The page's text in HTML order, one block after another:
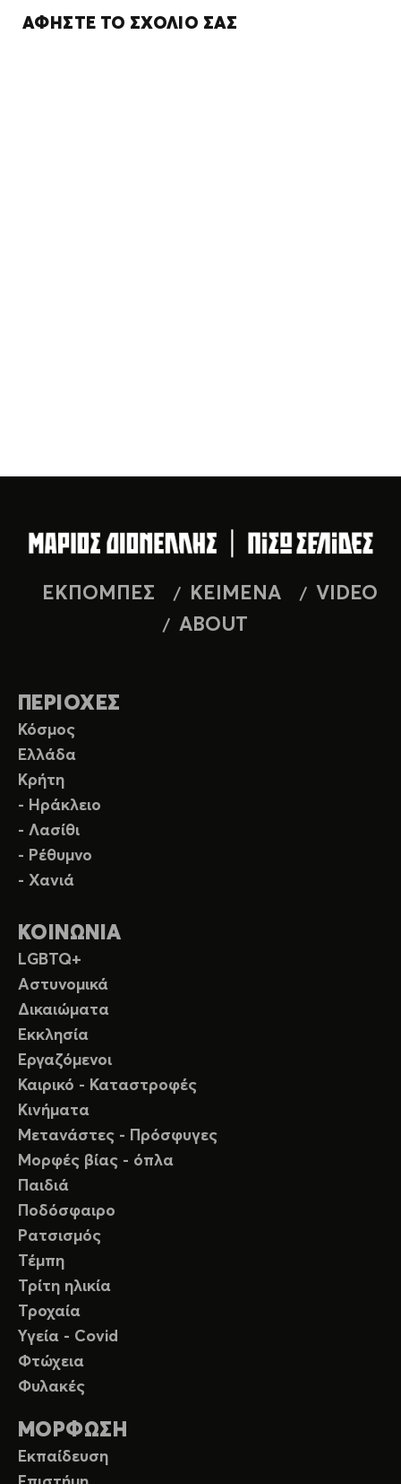
ΑΦΉΣΤΕ ΤΟ ΣΧΌΛΙΌ ΣΑΣ
ΕΚΠΟΜΠΕΣ ΚΕΙΜΕΝΑ
VIDEO
ABOUT
ΠΕΡΙΟΧΕΣ
Κόσμος
Ελλάδα
Κρήτη
- Ηράκλειο
- Λασίθι
- Ρέθυμνο
- Χανιά
ΚΟΙΝΩΝΙΑ
LGBTQ+
Αστυνομικά
Δικαιώματα
Εκκλησία
Εργαζόμενοι
Καιρικό - Καταστροφές
Κινήματα
Μετανάστες - Πρόσφυγες
Μορφές βίας - όπλα
Παιδιά
Ποδόσφαιρο
Ρατσισμός
Τέμπη
Τρίτη ηλικία
Τροχαία
Υγεία - Covid
Φτώχεια
Φυλακές
ΜΟΡΦΩΣΗ
Εκπαίδευση